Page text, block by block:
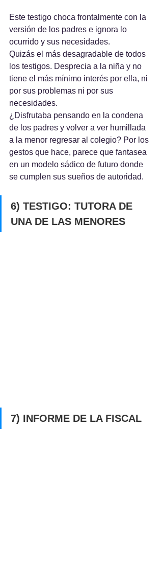
Este testigo choca frontalmente con la
versión de los padres e ignora lo
ocurrido y sus necesidades.
Quizás el más desagradable de todos
los testigos. Desprecia a la niña y no
tiene el más mínimo interés por ella, ni
por sus problemas ni por sus
necesidades.
¿Disfrutaba pensando en la condena
de los padres y volver a ver humillada
a la menor regresar al colegio? Por los
gestos que hace, parece que fantasea
en un modelo sádico de futuro donde
se cumplen sus sueños de autoridad.
6) TESTIGO: TUTORA DE
UNA DE LAS MENORES
7) INFORME DE LA FISCAL